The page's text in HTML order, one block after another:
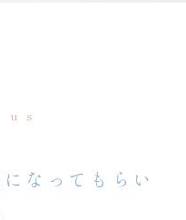
us
なってもらい